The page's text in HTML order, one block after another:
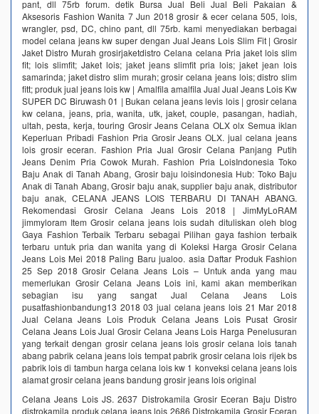
pant, dll 75rb forum. detik Bursa Jual Beli Jual Beli Pakaian &
Aksesoris Fashion Wanita 7 Jun 2018 grosir & ecer celana 505, lois,
wrangler, psd, DC, chino pant, dll 75rb. kami menyediakan berbagai
model celana jeans kw super dengan Jual Jeans Lois Slim Fit | Grosir
Jaket Distro Murah grosirjaketdistro Celana celana Pria jaket lois slim
fit; lois slimfit; Jaket lois; jaket jeans slimfit pria lois; jaket jean lois
samarinda; jaket distro slim murah; grosir celana jeans lois; distro slim
fitt; produk jual jeans lois kw | Amalfila amalfila Jual Jual Jeans Lois Kw
SUPER DC Biruwash 01 | Bukan celana jeans levis lois | grosir celana
kw celana, jeans, pria, wanita, utk, jaket, couple, pasangan, hadiah,
ultah, pesta, kerja, touring Grosir Jeans Celana OLX olx Semua iklan
Keperluan Pribadi Fashion Pria Grosir Jeans OLX. jual celana jeans
lois grosir eceran. Fashion Pria Jual Grosir Celana Panjang Putih
Jeans Denim Pria Cowok Murah. Fashion Pria LoisIndonesia Toko
Baju Anak di Tanah Abang, Grosir baju loisindonesia Hub: Toko Baju
Anak di Tanah Abang, Grosir baju anak, supplier baju anak, distributor
baju anak, CELANA JEANS LOIS TERBARU DI TANAH ABANG.
Rekomendasi Grosir Celana Jeans Lois 2018 | JimMyLoRAM
jimmyloram Item Grosir celana jeans lois sudah dituliskan oleh blog
Gaya Fashion Terbaik Terbaru sebagai Pilihan gaya fashion terbaik
terbaru untuk pria dan wanita yang di Koleksi Harga Grosir Celana
Jeans Lois Mei 2018 Paling Baru jualoo. asia Daftar Produk Fashion
25 Sep 2018 Grosir Celana Jeans Lois – Untuk anda yang mau
memerlukan Grosir Celana Jeans Lois ini, kami akan memberikan
sebagian isu yang sangat Jual Celana Jeans Lois
pusatfashionbandung13 2018 03 jual celana jeans lois 21 Mar 2018
Jual Celana Jeans Lois Produk Celana Jeans Lois Pusat Grosir
Celana Jeans Lois Jual Grosir Celana Jeans Lois Harga Penelusuran
yang terkait dengan grosir celana jeans lois grosir celana lois tanah
abang pabrik celana jeans lois tempat pabrik grosir celana lois rijek bs
pabrik lois di tambun harga celana lois kw 1 konveksi celana jeans lois
alamat grosir celana jeans bandung grosir jeans lois original
Celana Jeans Lois JS. 2637 Distrokamila Grosir Eceran Baju Distro
distrokamila produk celana jeans lois 2686 Distrokamila Grosir Eceran